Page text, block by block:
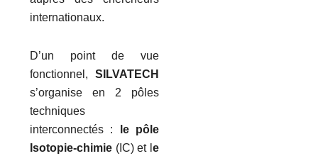
internationaux.
D’un point de vue
fonctionnel, SILVATECH
s’organise en 2 pôles
techniques
interconnectés :
le pôle
Isotopie-chimie (IC) et l e